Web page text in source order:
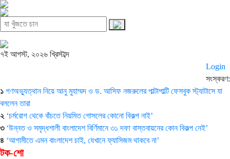
৭ই আগস্ট, ২০২৬ খ্রিস্টাব্দ
Login
সংস্করণ:
১ গণঅভ্যুত্থান নিয়ে আনু মুহাম্মদ ও ড. আসিফ নজরুলের পাল্টাপাল্টি ফেসবুক স্ট্যাটাসে যা
বললেন তারা
২ ‘চর্মরোগ থেকে বাঁচতে নিয়মিত গোসলের কোনো বিকল্প নাই’
৩ ‘উন্নত ও সমৃদ্ধশালী বাংলাদেশ বির্ণিমানে ৩১ দফা বাস্তবায়নের কোন বিকল্প নেই’
৪ ‘আগামীতে এমন বাংলাদেশ চাই, যেখানে ফ্যাসিজম থাকবে না’
টক-শো